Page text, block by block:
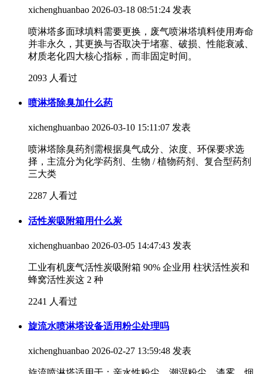
xichenghuanbao 2026-03-18 08:51:24 发表
喷淋塔多面球填料需要更换，废气喷淋塔填料使用寿命
并非永久，其更换与否取决于堵塞、破损、性能衰减、
材质老化四大核心指标，而非固定时间。
2093 人看过
喷淋塔除臭加什么药
xichenghuanbao 2026-03-10 15:11:07 发表
喷淋塔除臭药剂需根据臭气成分、浓度、环保要求选
择，主流分为化学药剂、生物 / 植物药剂、复合型药剂
三大类
2287 人看过
活性炭吸附箱用什么炭
xichenghuanbao 2026-03-05 14:47:43 发表
工业有机废气活性炭吸附箱 90% 企业用 柱状活性炭和
蜂窝活性炭这 2 种
2241 人看过
旋流水喷淋塔设备适用粉尘处理吗
xichenghuanbao 2026-02-27 13:59:48 发表